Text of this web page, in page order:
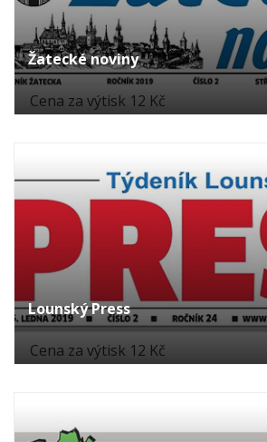
Žatecké noviny
Cena za výtisk 12 Kč
Lounský Press
Cena za výtisk 12 Kč